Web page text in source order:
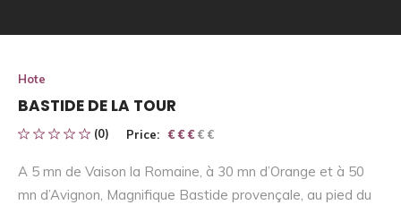
Hote
BASTIDE DE LA TOUR
(0) Price: € € € € €
€ € €
A 5 mn de Vaison la Romaine, à 30 mn d’Orange et à 50
mn d’Avignon, Magnifique Bastide provençale, au pied du